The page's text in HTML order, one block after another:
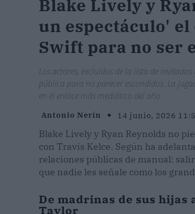
Blake Lively y
un espectáculo'
Swift para no ser
Los actores, excluidos de la lista de
pública para no parecer escondidos. La
en el enlace más mediático del año.
Antonio Nerín 14 junio, 2026
Blake Lively y Ryan Reynolds no
con Travis Kelce. Según ha
relaciones públicas de manual:
que nadie les señale como los
De madrinas de sus
Taylor